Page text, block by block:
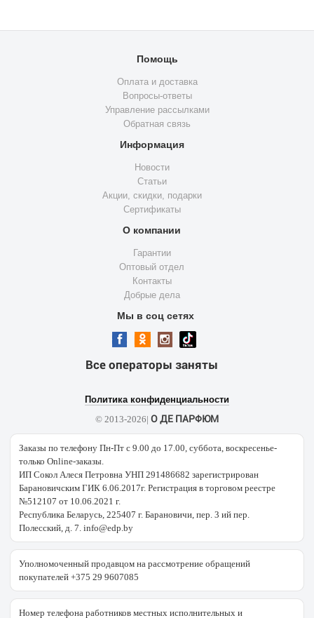
Помощь
Оплата и доставка
Вопросы-ответы
Управление рассылками
Обратная связь
Информация
Новости
Статьи
Акции, скидки, подарки
Сертификаты
О компании
Гарантии
Оптовый отдел
Контакты
Добрые дела
Мы в соц сетях
Все операторы заняты
Политика конфиденциальности
© 2013-2026| О ДЕ ПАРФЮМ
Заказы по телефону Пн-Пт с 9.00 до 17.00, суббота, воскресенье-
только Online-заказы.
ИП Сокол Алеся Петровна УНП 291486682 зарегистрирован
Барановичским ГИК 6.06.2017г. Регистрация в торговом реестре
№512107 от 10.06.2021 г.
Республика Беларусь, 225407 г. Барановичи, пер. 3 ий пер.
Полесский, д. 7. info@edp.by
Уполномоченный продавцом на рассмотрение обращений
покупателей +375 29 9607085
Номер телефона работников местных исполнительных и